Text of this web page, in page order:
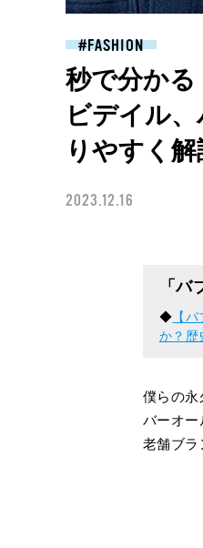
FASHION
秒で分か
ビデイル
りやすく解
2023.12.16
「
◆ 【
か？
僕らの永
バーオー
老舗ブラ